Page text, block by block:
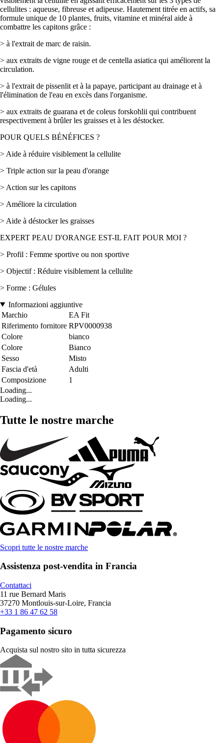
cellulites : aqueuse, fibreuse et adipeuse. Hautement titrée en actifs, sa
formule unique de 10 plantes, fruits, vitamine et minéral aide à
combattre les capitons grâce :
> à l'extrait de marc de raisin.
> aux extraits de vigne rouge et de centella asiatica qui améliorent la
circulation.
> à l'extrait de pissenlit et à la papaye, participant au drainage et à
l'élimination de l'eau en excès dans l'organisme.
> aux extraits de guarana et de coleus forskohlii qui contribuent
respectivement à brûler les graisses et à les déstocker.
POUR QUELS BÉNÉFICES ?
> Aide à réduire visiblement la cellulite
> Triple action sur la peau d'orange
> Action sur les capitons
> Améliore la circulation
> Aide à déstocker les graisses
EXPERT PEAU D'ORANGE EST-IL FAIT POUR MOI ?
> Profil : Femme sportive ou non sportive
> Objectif : Réduire visiblement la cellulite
> Forme : Gélules
Informazioni aggiuntive
Marchio
EA Fit
Riferimento fornitore RPV0000938
Colore
bianco
Colore
Bianco
Sesso
Misto
Fascia d'età
Adulti
Composizione
1
Loading...
Loading...
Tutte le nostre marche
Scopri tutte le nostre marche
Assistenza post-vendita in Francia
Contattaci
11 rue Bernard Maris
37270 Montlouis-sur-Loire, Francia
+33 1 86 47 62 58
Pagamento sicuro
Acquista sul nostro sito in tutta sicurezza